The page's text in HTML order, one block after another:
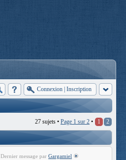
Connexion Inscription
27 sujets • Page 1 sur 2 • 1 2
Dernier message par Gargamiel